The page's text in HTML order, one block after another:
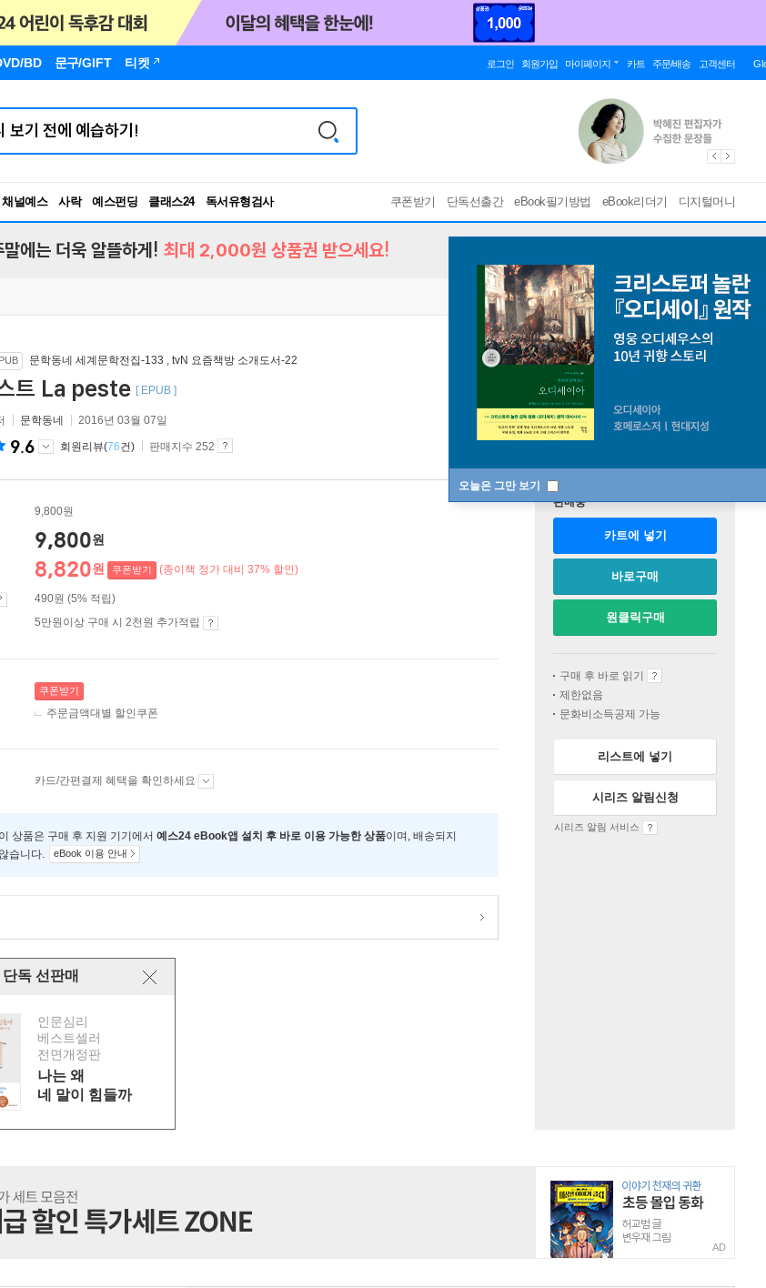
BD 문구/GIFT 티켓 로그인 회원가입 마이페이지 카트 주문/배송 고객센터
채널예스 사락 예스펀딩 클래스24
RBTI Lab
독서유형검사
쿠폰받기 단독선출간 eBook필기방법 eBook리더기 디지털머니
오늘은 그만 보기
말에는 더욱 알뜰하게! 최대 2,000원 상품권 받으세요!
문학동네 세계문학전집-133 , tvN 요즘책방 소개도서-22
트 La peste [ EPUB ]
문학동네 2016년 03월 07일
9.6 회원리뷰(76건) 판매지수 252
9,800원
9,800원
8,820원 쿠폰받기 (종이책 정가 대비 37% 할인)
490원 (5% 적립)
5만원이상 구매 시 2천원 추가적립
쿠폰받기
주문금액대별 할인쿠폰
카드/간편결제 혜택을 확인하세요
이 상품은 구매 후 지원 기기에서 예스24 eBook앱 설치 후 바로 이용 가능한 상품이며, 배송되지
않습니다.
eBook 이용 안내
독 선판매
인문심리
베스트셀러
전면개정판
나는 왜
네 말이 힘들까
판매중
카트에 넣기
바로구매
원클릭구매
구매 후 바로 읽기
제한없음
문화비소득공제 가능
리스트에 넣기
시리즈 알림신청
시리즈 알림 서비스
AD